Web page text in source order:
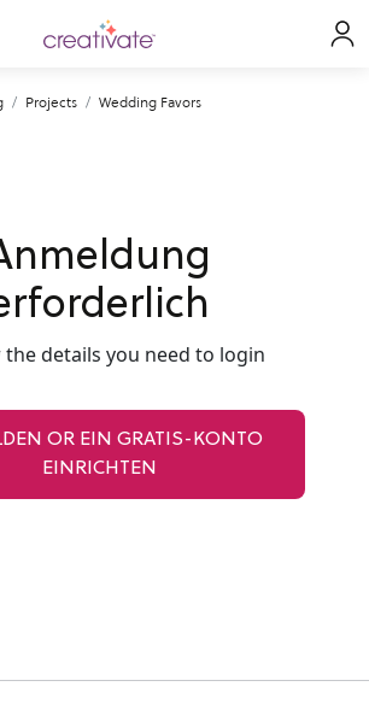
Projects Wedding Favors
the details you need to login
OR EIN GRATIS-KONTO
EINRICHTEN